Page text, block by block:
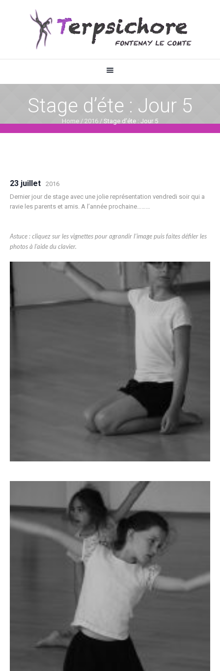
Stage d’éte : Jour 5
Home / 2016 / Stage d’éte : Jour 5
23 juillet
2016
Dernier jour de stage avec une jolie représentation vendredi soir qui a
ravie les parents et amis. A l’année prochaine………
Astuce : cliquez sur les vignettes pour agrandir l’image puis faites défiler les
photos à l’aide du clavier.